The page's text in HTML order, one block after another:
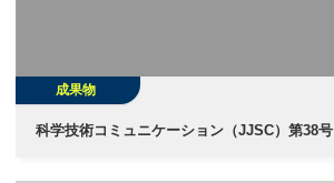
成果物
科学技術コミュニケーション（JJSC）第38号